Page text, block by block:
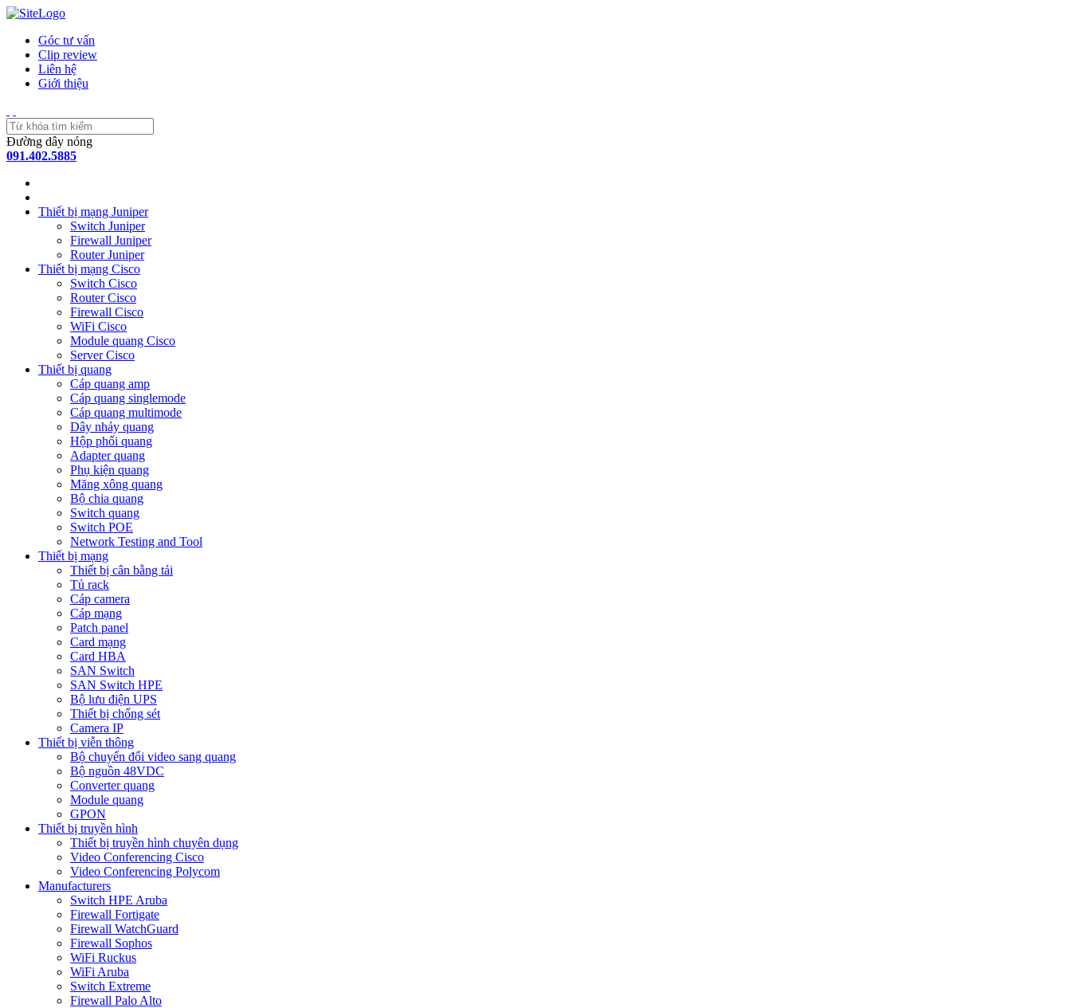
Góc tư vấn
Clip review
Liên hệ
Giới thiệu
Đường dây nóng
091.402.5885
Thiết bị mạng Juniper
Switch Juniper
Firewall Juniper
Router Juniper
Thiết bị mạng Cisco
Switch Cisco
Router Cisco
Firewall Cisco
WiFi Cisco
Module quang Cisco
Server Cisco
Thiết bị quang
Cáp quang amp
Cáp quang singlemode
Cáp quang multimode
Dây nhảy quang
Hộp phối quang
Adapter quang
Phụ kiện quang
Măng xông quang
Bộ chia quang
Switch quang
Switch POE
Network Testing and Tool
Thiết bị mạng
Thiết bị cân bằng tải
Tủ rack
Cáp camera
Cáp mạng
Patch panel
Card mạng
Card HBA
SAN Switch
SAN Switch HPE
Bộ lưu điện UPS
Thiết bị chống sét
Camera IP
Thiết bị viễn thông
Bộ chuyển đổi video sang quang
Bộ nguồn 48VDC
Converter quang
Module quang
GPON
Thiết bị truyền hình
Thiết bị truyền hình chuyên dụng
Video Conferencing Cisco
Video Conferencing Polycom
Manufacturers
Switch HPE Aruba
Firewall Fortigate
Firewall WatchGuard
Firewall Sophos
WiFi Ruckus
WiFi Aruba
Switch Extreme
Firewall Palo Alto